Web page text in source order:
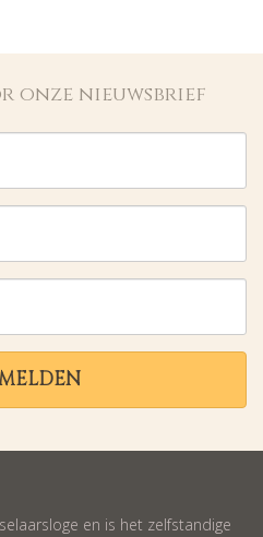
onze nieuwsbrief
en is het zelfstandige